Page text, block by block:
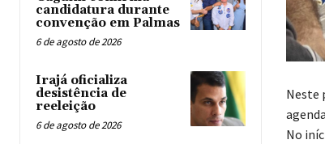
candidatura durante
convenção em Palmas
6 de agosto de 2026
Irajá oficializa
desistência de
reeleição
6 de agosto de 2026
Neste
No